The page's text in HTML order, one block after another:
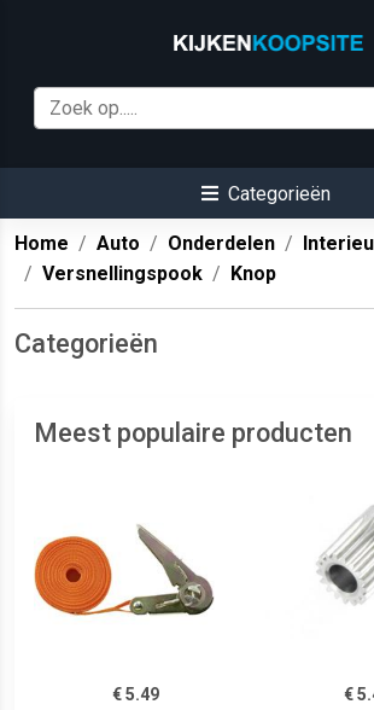
Categorieën
Home Auto Onderdelen
Versnellingspook
Knop
Categorieën
Meest populaire producten
€ 5.49
€